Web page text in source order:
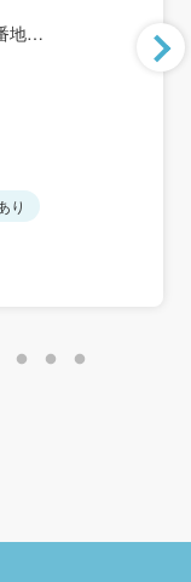
地
歳相当
り